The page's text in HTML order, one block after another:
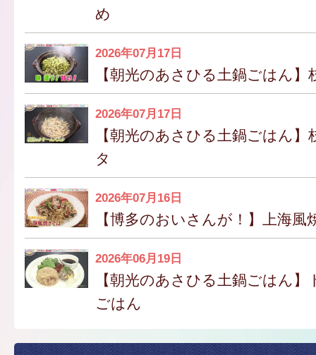
め
2026年07月17日
【朝光のあさひる土鍋ごはん】
2026年07月17日
【朝光のあさひる土鍋ごはん
タ
2026年07月16日
【博多のおいさんが！】上海風
2026年06月19日
【朝光のあさひる土鍋ごはん
ごはん